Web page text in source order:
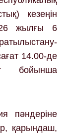
кезеңін
жылғы 6
14.00-де
бойынша
пәндеріне
қарындаш,